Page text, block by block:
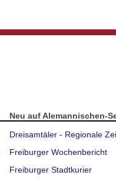
Neu auf Alemannischen-
Dreisamtäler - Regionale
Freiburger Wochenbericht
Freiburger Stadtkurier